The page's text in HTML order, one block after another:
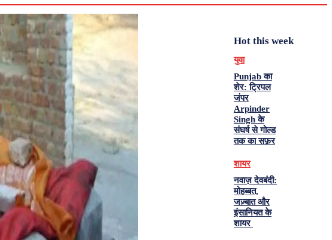
Hot this week
युवा
Punjab का
शेर: ट्रिपल
जंपर
Arpinder
Singh के
संघर्ष से गोल्ड
तक का सफ़र
शायर
नवाज़ देवबंदी:
मोहब्बत,
जज़्बात और
इंसानियत के
शायर